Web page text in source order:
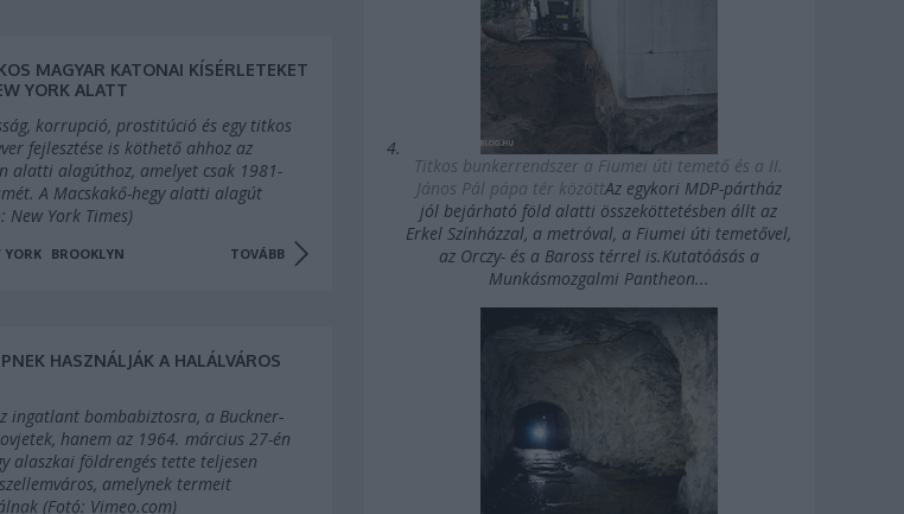
MAGYAR KATONAI KÍSÉRLETEKET
YORK ALATT
korrupció, prostitúció és egy titkos
fejlesztése is köthető ahhoz az
alatti alagúthoz, amelyet csak 1981-
A Macskakő-hegy alatti alagút
York Times)
YORK
BROOKLYN
TOVÁBB
HASZNÁLJÁK A HALÁLVÁROS
ingatlant bombabiztosra, a Buckner-
hanem az 1964. március 27-én
alaszkai földrengés tette teljesen
amelynek termeit
(Fotó: Vimeo.com)
Titkos bunkerrendszer a Fiumei úti temető és a II.
János Pál pápa tér közöttAz egykori MDP-pártház
jól bejárható föld alatti összeköttetésben állt az
Erkel Színházzal, a metróval, a Fiumei úti temetővel,
az Orczy- és a Baross térrel is.Kutatóásás a
Munkásmozgalmi Pantheon...